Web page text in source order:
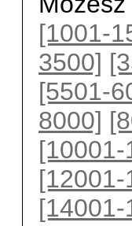
[1001-
3500]
[5501-
8000]
[10001-
[12001-
[14001-